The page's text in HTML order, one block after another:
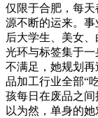
仅限于合肥，每
源不断的运来。事
后大学生、美女
光环与标签集于
不满足，她规划
品加工行业全部“
孩每日在废品之
以为然，单身的